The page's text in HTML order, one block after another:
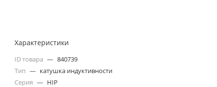
Характеристики
ID товара — 840739
Тип — катушка индуктивности
Серия — HIP